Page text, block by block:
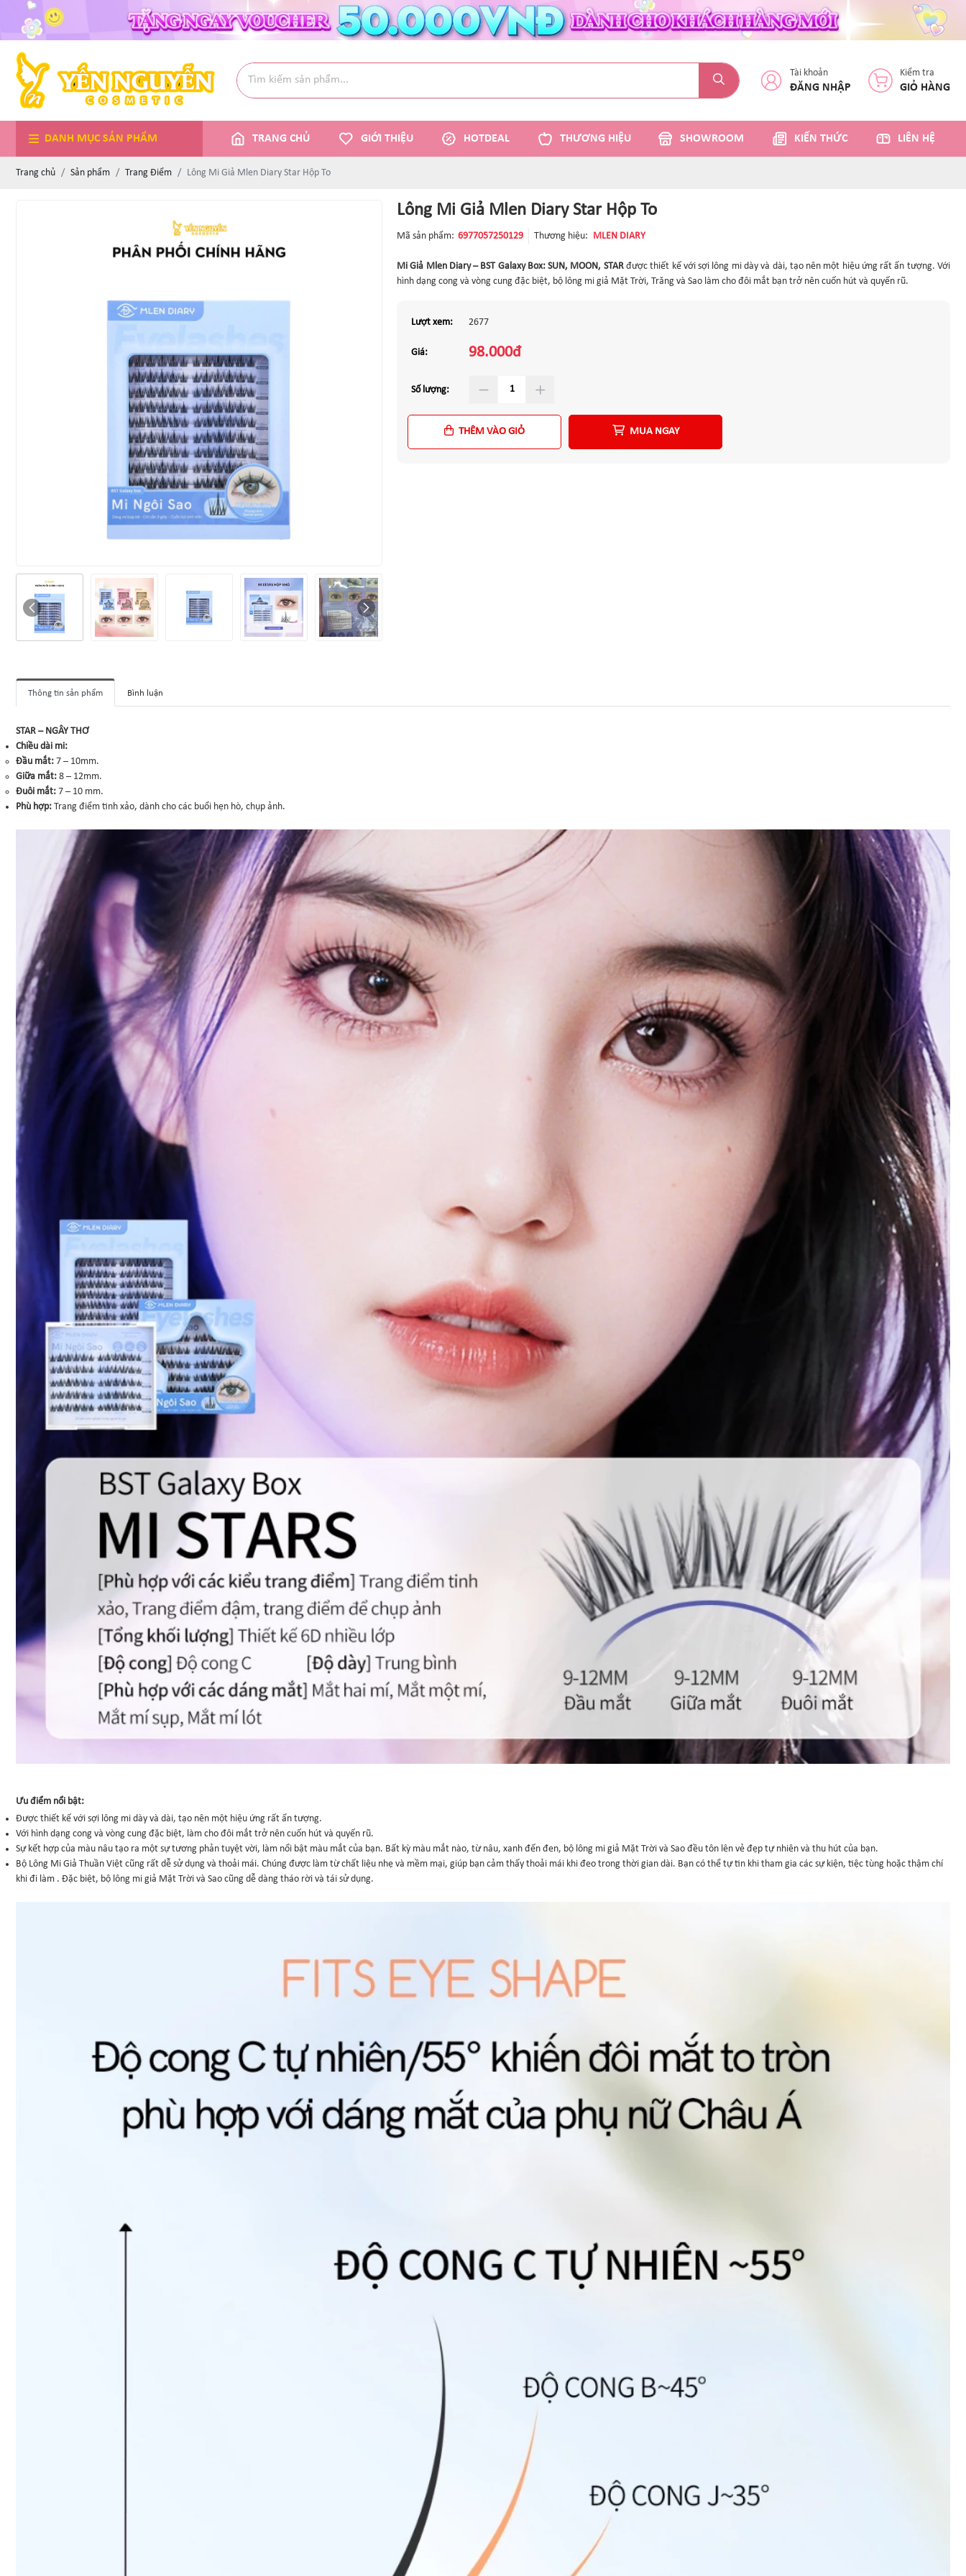
Tài khoản
ĐĂNG NHẬP
Kiểm tra
GIỎ HÀNG
DANH MỤC SẢN PHẨM TRANG CHỦ GIỚI THIỆU HOTDEAL THƯƠNG HIỆU SHOWROOM KIẾN THỨC LIÊN HỆ
Trang chủ Sản phẩm Trang Điểm Lông Mi Giả Mlen Diary Star Hộp To
Lông Mi Giả Mlen Diary Star Hộp To
Mã sản phẩm: 6977057250129 Thương hiệu: MLEN DIARY
Mi Giả Mlen Diary – BST Galaxy Box: SUN, MOON, STARđược thiết kế với sợi lông mi dày và dài, tạo nên một hiệu ứng rất ấn tượng. Với
hình dạng cong và vòng cung đặc biệt, bộ lông mi giả Mặt Trời, Trăng và Sao làm cho đôi mắt bạn trở nên cuốn hút và quyến rũ.
Lượt xem: 2677
Giá: 98.000đ
Số lượng:
THÊM VÀO GIỎ MUA NGAY
Thông tin sản phẩm Bình luận
STAR – NGÂY THƠ
Chiều dài mi:
Đầu mắt: 7 – 10mm.
Giữa mắt: 8 – 12mm.
Đuôi mắt: 7 – 10 mm.
Phù hợp: Trang điểm tinh xảo, dành cho các buổi hẹn hò, chụp ảnh.
Ưu điểm nổi bật:
Được thiết kế với sợi lông mi dày và dài, tạo nên một hiệu ứng rất ấn tượng.
Với hình dạng cong và vòng cung đặc biệt, làm cho đôi mắt trở nên cuốn hút và quyến rũ.
Sự kết hợp của màu nâu tạo ra một sự tương phản tuyệt vời, làm nổi bật màu mắt của bạn. Bất kỳ màu mắt nào, từ nâu, xanh đến đen, bộ lông mi giả Mặt Trời và Sao đều tôn lên vẻ đẹp tự nhiên và thu hút của bạn.
Bộ Lông Mi Giả Thuần Việt cũng rất dễ sử dụng và thoải mái. Chúng được làm từ chất liệu nhẹ và mềm mại, giúp bạn cảm thấy thoải mái khi đeo trong thời gian dài. Bạn có thể tự tin khi tham gia các sự kiện, tiệc tùng hoặc thậm chí
khi đi làm . Đặc biệt, bộ lông mi giả Mặt Trời và Sao cũng dễ dàng tháo rời và tái sử dụng.